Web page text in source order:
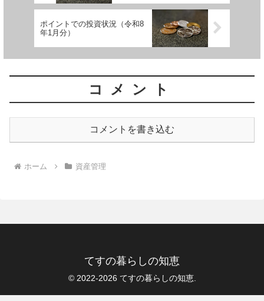
ポイントでの投資状況（令和8
年1月分）
コメント
コメントを書き込む
ホーム 資産管理
てすの暮らしの知恵
© 2022-2026 てすの暮らしの知恵.